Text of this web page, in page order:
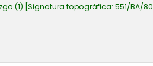
(1) Signatura topográfica: 551/BA/80